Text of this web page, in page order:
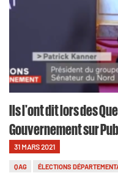
Ils l'ont dit lors des
Gouvernement sur
31 MARS 2021
QAG ÉLECTIONS